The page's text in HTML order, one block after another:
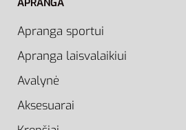
Apranga sportui
Apranga laisvalaikiui
Avalynė
Aksesuarai